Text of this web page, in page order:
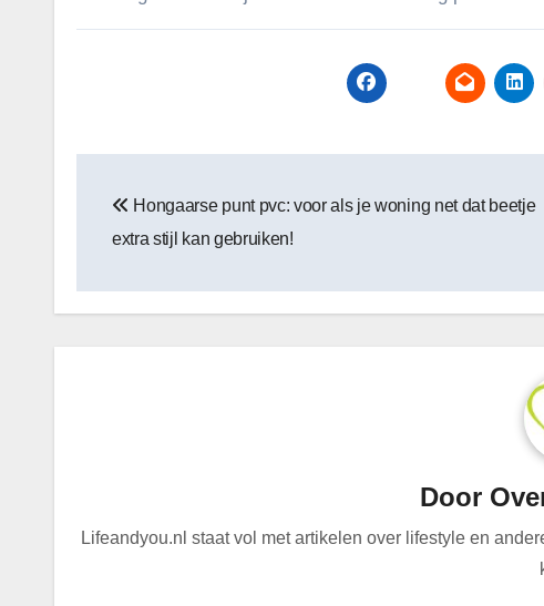
navigatie
Hongaarse punt pvc: voor als je woning net dat beetje
extra stijl kan gebruiken!
Door
Lifeandyou.nl staat vol met artikelen over lifestyle en